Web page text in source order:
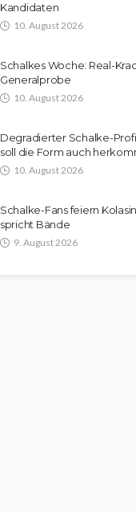
Kandidaten
10. August 2026
Schalkes Woche: Real-
Generalprobe
10. August 2026
Degradierter Schalke-
soll die Form auch
10. August 2026
Schalke-Fans feiern
spricht Bände
9. August 2026